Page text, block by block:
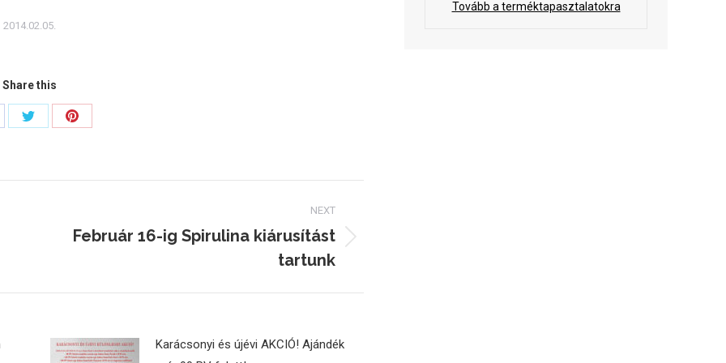
2014.02.05.
Share this
Share
Share
NEXT
Next
Február 16-ig Spirulina kiárusítást
tartunk
Karácsonyi és újévi AKCIÓ! Ajándék
Tovább a terméktapasztalatokra